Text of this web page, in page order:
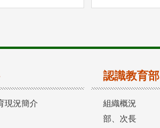
現況簡介
認識教育部
組織概況
部、次長